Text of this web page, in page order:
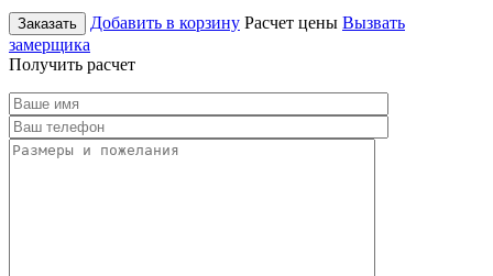
Заказать Добавить в корзину Расчет цены Вызвать
замерщика
Получить расчет